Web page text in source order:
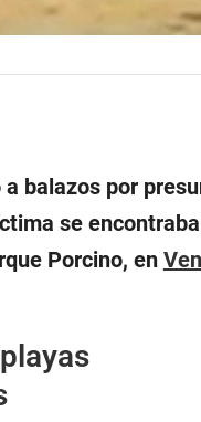
balazos por
se
Porcino, en